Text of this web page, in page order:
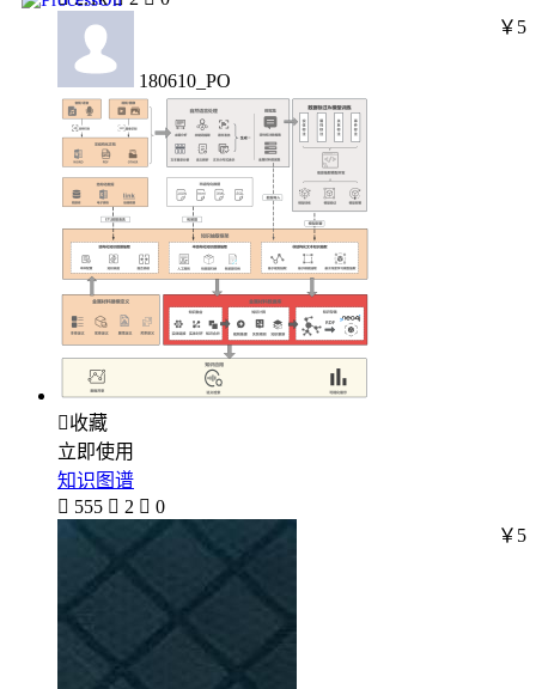
180610_PO
￥5
收藏
立即使用
知识图谱
 555  2  0
￥5